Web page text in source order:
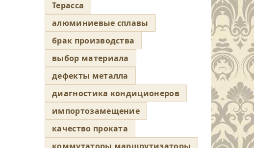
Терасса
алюминиевые сплавы
брак производства
выбор материала
дефекты металла
диагностика кондиционеров
импортозамещение
качество проката